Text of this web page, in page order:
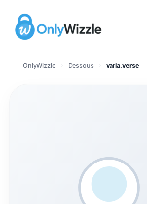
springen
OnlyWizzle Dessous varia.verse